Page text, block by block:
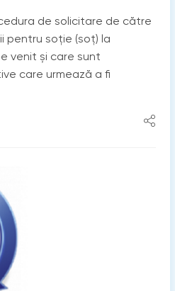
de solicitare de către
pentru soție (soț) la
venit și care sunt
care urmează a fi